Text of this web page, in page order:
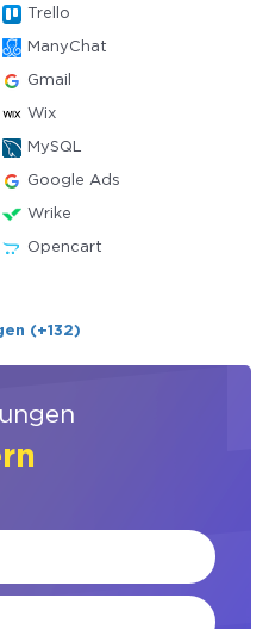
Trello
ManyChat
Gmail
Wix
MySQL
Google Ads
Wrike
Opencart
(+132)